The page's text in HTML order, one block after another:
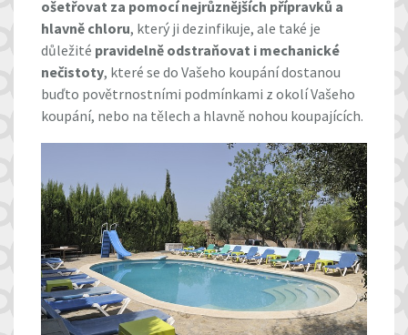
ošetřovat za pomocí nejrůznějších přípravků a
hlavně chloru, který ji dezinfikuje, ale také je
důležité pravidelně odstraňovat i mechanické
nečistoty, které se do Vašeho koupání dostanou
buďto povětrnostními podmínkami z okolí Vašeho
koupání, nebo na tělech a hlavně nohou koupajících.